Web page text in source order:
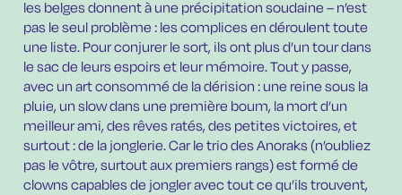
les belges donnent à une précipitation soudaine – n’est
pas le seul problème : les complices en déroulent toute
une liste. Pour conjurer le sort, ils ont plus d’un tour dans
le sac de leurs espoirs et leur mémoire. Tout y passe,
avec un art consommé de la dérision : une reine sous la
pluie, un slow dans une première boum, la mort d’un
meilleur ami, des rêves ratés, des petites victoires, et
surtout : de la jonglerie. Car le trio des Anoraks (n’oubliez
pas le vôtre, surtout aux premiers rangs) est formé de
clowns capables de jongler avec tout ce qu’ils trouvent,